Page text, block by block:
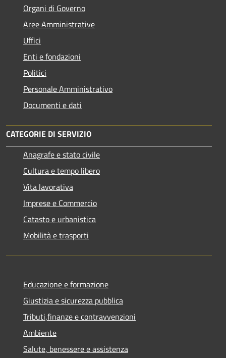
Organi di Governo
Aree Amministrative
Uffici
Enti e fondazioni
Politici
Personale Amministrativo
Documenti e dati
CATEGORIE DI SERVIZIO
Anagrafe e stato civile
Cultura e tempo libero
Vita lavorativa
Imprese e Commercio
Catasto e urbanistica
Mobilità e trasporti
Educazione e formazione
Giustizia e sicurezza pubblica
Tributi,finanze e contravvenzioni
Ambiente
Salute, benessere e assistenza